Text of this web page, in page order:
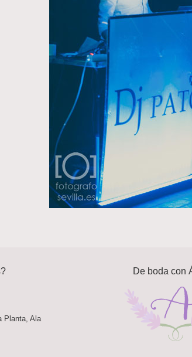
Planta, Ala
De boda con